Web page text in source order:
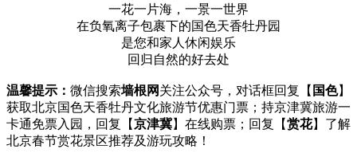
一花一片海，一景一世界
在负氧离子包裹下的国色天香牡丹园
是您和家人休闲娱乐
回归自然的好去处
温馨提示： 微信搜索墙根网关注公众号，对话框回复【 国色】
获取北京国色天香牡丹文化旅游节优惠门票；持京津冀旅游一
卡通免票入园，回复【京津冀】在线购票；回复【赏花】了解
北京春节赏花景区推荐及游玩攻略！